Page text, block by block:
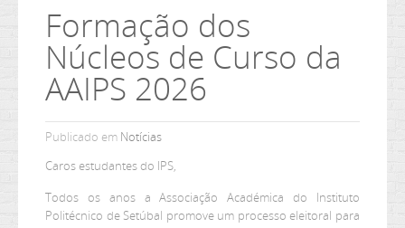
Ler mais...
Formação dos
Núcleos de Curso da
AAIPS 2026
Publicado em Notícias
Caros estudantes do IPS,
Todos os anos a Associação Académica do Instituto
Politécnico de Setúbal promove um processo eleitoral para